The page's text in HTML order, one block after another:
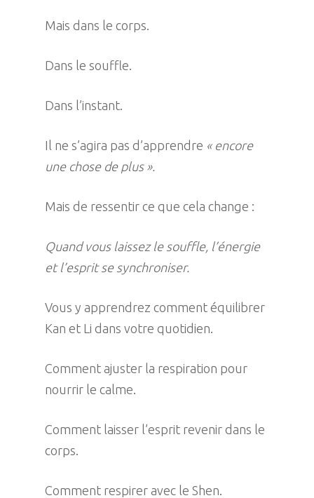
Mais dans le corps.
Dans le souffle.
Dans l’instant.
Il ne s’agira pas d’apprendre « encore
une chose de plus ».
Mais de ressentir ce que cela change :
Quand vous laissez le souffle, l’énergie
et l’esprit se synchroniser.
Vous y apprendrez comment équilibrer
Kan et Li dans votre quotidien.
Comment ajuster la respiration pour
nourrir le calme.
Comment laisser l’esprit revenir dans le
corps.
Comment respirer avec le Shen.